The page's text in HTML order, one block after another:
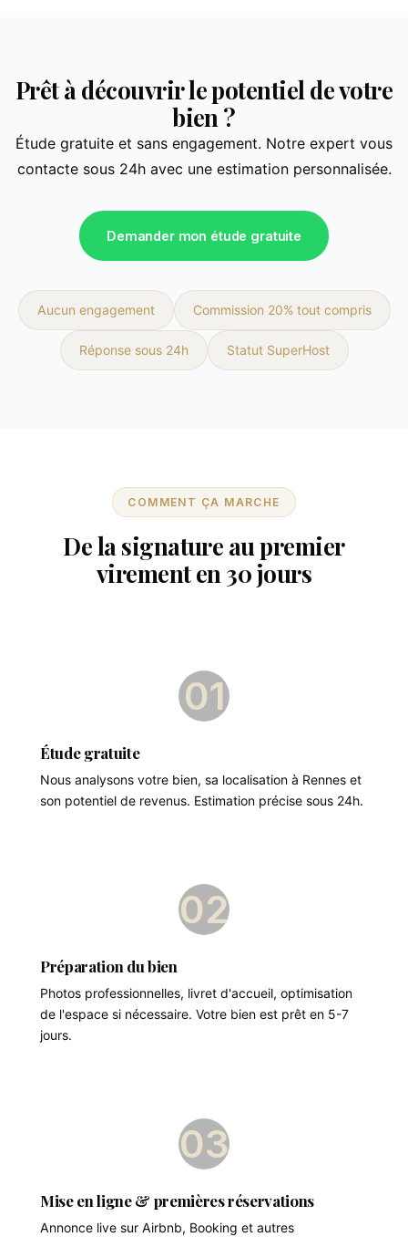
Prêt à découvrir le potentiel de votre
bien ?
Étude gratuite et sans engagement. Notre expert vous
contacte sous 24h avec une estimation personnalisée.
Demander mon étude gratuite
Aucun engagement Commission 20% tout compris
Réponse sous 24h Statut SuperHost
COMMENT ÇA MARCHE
De la signature au premier
virement en 30 jours
01
Étude gratuite
Nous analysons votre bien, sa localisation à Rennes et
son potentiel de revenus. Estimation précise sous 24h.
02
Préparation du bien
Photos professionnelles, livret d'accueil, optimisation
de l'espace si nécessaire. Votre bien est prêt en 5-7
jours.
03
Mise en ligne & premières réservations
Annonce live sur Airbnb, Booking et autres